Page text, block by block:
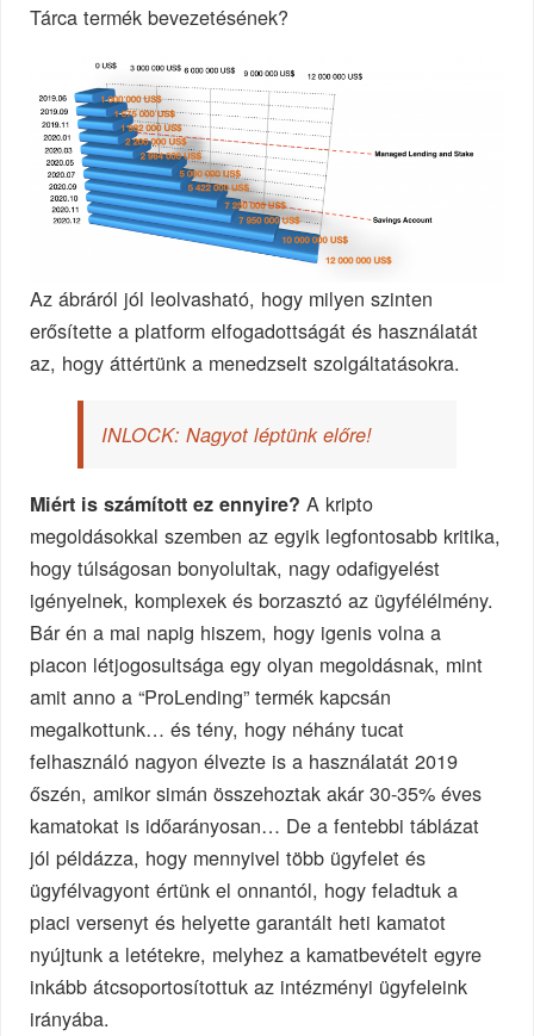
Tárca termék bevezetésének?
Az ábráról jól leolvasható, hogy milyen szinten
erősítette a platform elfogadottságát és használatát
az, hogy áttértünk a menedzselt szolgáltatásokra.
INLOCK: Nagyot léptünk előre!
Miért is számított ez ennyire? A kripto
megoldásokkal szemben az egyik legfontosabb kritika,
hogy túlságosan bonyolultak, nagy odafigyelést
igényelnek, komplexek és borzasztó az ügyfélélmény.
Bár én a mai napig hiszem, hogy igenis volna a
piacon létjogosultsága egy olyan megoldásnak, mint
amit anno a “ProLending” termék kapcsán
megalkottunk… és tény, hogy néhány tucat
felhasználó nagyon élvezte is a használatát 2019
őszén, amikor simán összehoztak akár 30-35% éves
kamatokat is időarányosan… De a fentebbi táblázat
jól példázza, hogy mennyivel több ügyfelet és
ügyfélvagyont értünk el onnantól, hogy feladtuk a
piaci versenyt és helyette garantált heti kamatot
nyújtunk a letétekre, melyhez a kamatbevételt egyre
inkább átcsoportosítottuk az intézményi ügyfeleink
irányába.